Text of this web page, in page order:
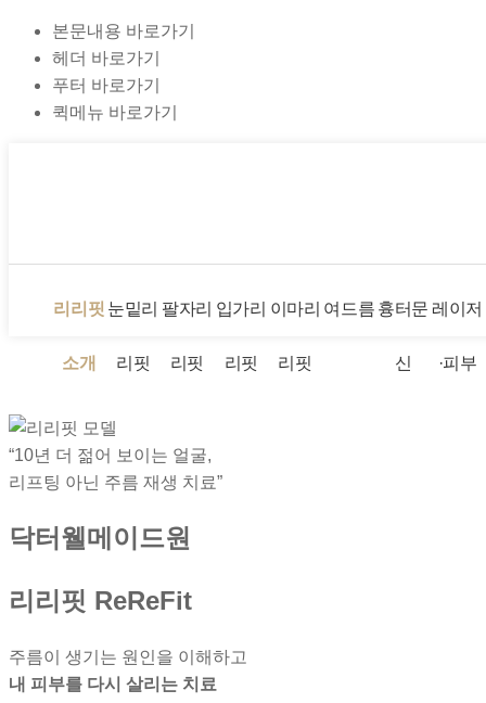
본문내용 바로가기
헤더 바로가기
푸터 바로가기
퀵메뉴 바로가기
리리핏
소개
눈밑리
리핏
팔자리
리핏
입가리
리핏
이마리
리핏
여드름 흉터문
신
레이저
·피부
“10년 더 젊어 보이는 얼굴,
리프팅 아닌 주름 재생 치료”
닥터웰메이드원
리리핏 ReReFit
주름이 생기는 원인을 이해하고
내 피부를 다시 살리는 치료